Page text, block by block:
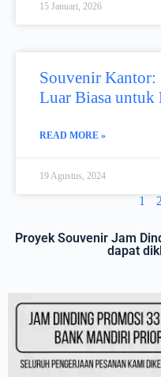
15 Januari, 2026
Souvenir Kantor:
Luar Biasa untuk
READ MORE »
19 Agustus, 2024
1 2
Proyek Souvenir Jam
dapat